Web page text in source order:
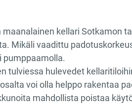
kellari Sotkamon
Mikäli vaadittu
pumppaamolla.
tulviessa hulevedet
voi olla helppo rakentaa
mahdollista poistaa